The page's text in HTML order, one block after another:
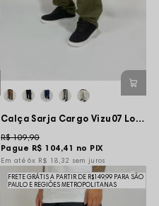
Calça Sarja Cargo Vizu07 Logo Monkey - Verde Musgo
Pague R$ 104,41 no PIX
R$ 109,90
6x R$ 18,32 sem juros
FRETE GRÁTIS A PARTIR DE R$149,99 PARA SÃO
PAULO E REGIÕES METROPOLITANAS